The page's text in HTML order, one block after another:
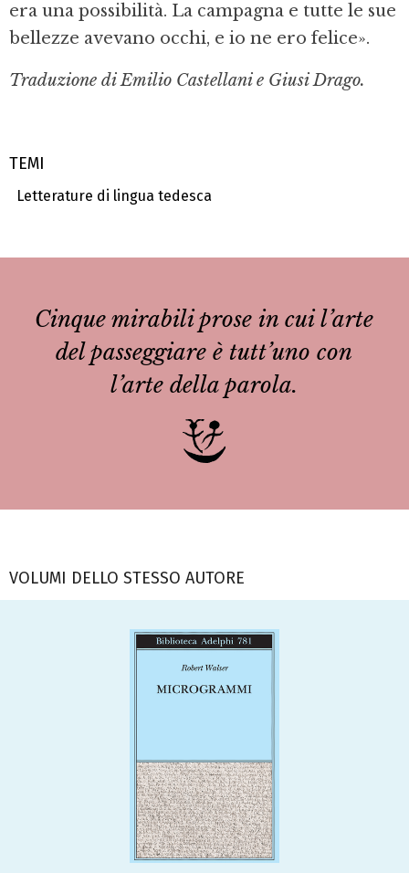
TEMI
Letterature di lingua tedesca
era una possibilità. La campagna e tutte le sue
bellezze avevano occhi, e io ne ero felice».
Traduzione di Emilio Castellani e Giusi Drago.
Cinque mirabili prose in cui l’arte
del passeggiare è tutt’uno con
l’arte della parola.
VOLUMI DELLO STESSO AUTORE